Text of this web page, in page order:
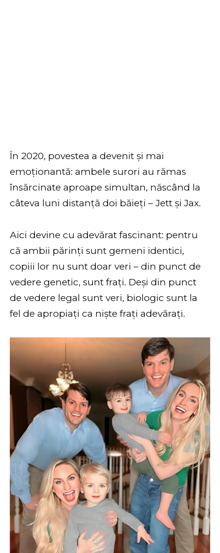
În 2020, povestea a devenit și mai
emoționantă: ambele surori au rămas
însărcinate aproape simultan, născând la
câteva luni distanță doi băieți – Jett și Jax.
Aici devine cu adevărat fascinant: pentru
că ambii părinți sunt gemeni identici,
copiii lor nu sunt doar veri – din punct de
vedere genetic, sunt frați. Deși din punct
de vedere legal sunt veri, biologic sunt la
fel de apropiați ca niște frați adevărați.